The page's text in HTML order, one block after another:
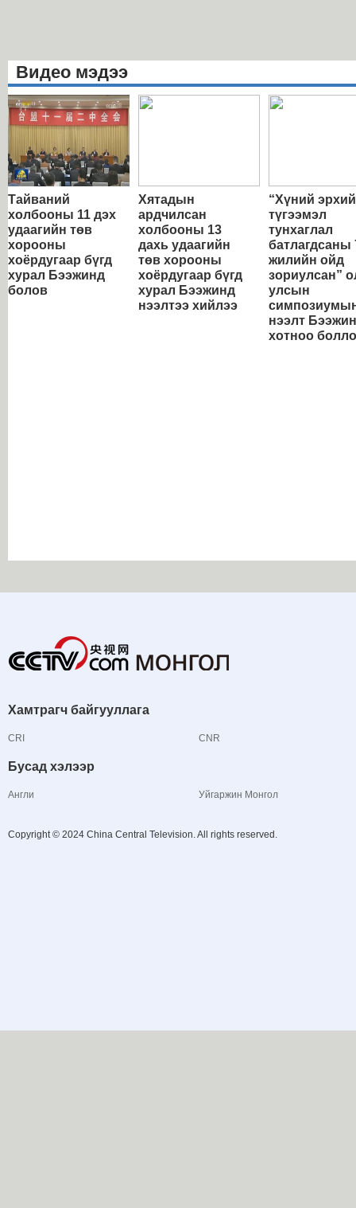
Видео мэдээ
Тайваний
холбооны 11 дэх
удаагийн төв
хорооны
хоёрдугаар бүгд
хурал Бээжинд
болов
Хятадын
ардчилсан
холбооны 13
дахь удаагийн
төв хорооны
хоёрдугаар бүгд
хурал Бээжинд
нээлтээ хийлээ
“Хүний
түгээмэл
тунхаглал
батлагдсаны
жилийн ойд
зориулсан”
улсын
нээлт Бээжин
хотноо
Хамтрагч байгууллага
CRI CNR
Бусад хэлээр
Англи Уйгаржин Монгол
Copyright © 2024 China Central Television. All rights reserved.